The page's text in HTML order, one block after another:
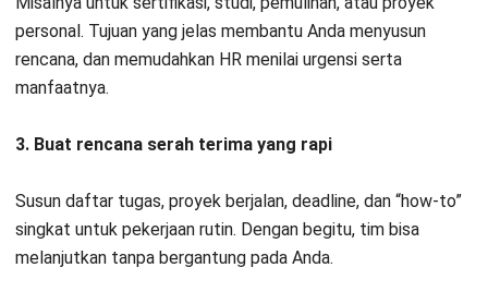
Rapikan file penting serta akses tools yang diperlukan tim.
HR/IT dapat mengatur akses sementara agar aman tetapi
tetap mendukung operasional.
Manfaat Cuti Sabatikal
Cuti sabatikal bukan sekadar jeda panjang dari rutinitas kerja.
Jika direncanakan dengan tepat, cuti ini bisa menjadi
investasi yang menguntungkan bagi karyawan dan